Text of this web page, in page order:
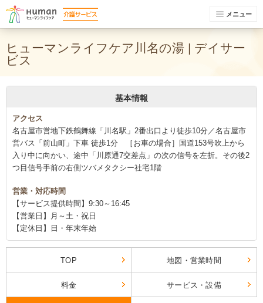
メニュー
ヒューマンライフケア川名の湯 | デイサー
ビス
基本情報
アクセス
名古屋市営地下鉄鶴舞線「川名駅」2番出口より徒歩10分／名古屋市
営バス「前山町」下車 徒歩1分 ［お車の場合］国道153号吹上から
入り中に向かい、途中「川原通7交差点」の次の信号を左折。その後2
つ目信号手前の右側ツバメタクシー社宅1階
営業・対応時間
【サービス提供時間】9:30～16:45
【営業日】月～土・祝日
【定休日】日・年末年始
TOP 地図・営業時間
料金 サービス・設備